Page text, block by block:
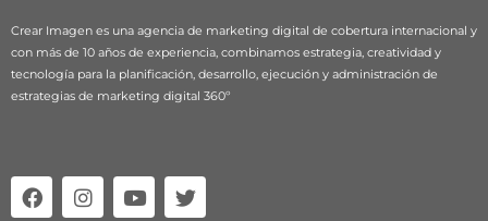
Crear Imagen es una agencia de marketing digital de cobertura internacional y
con más de 10 años de experiencia, combinamos estrategia, creatividad y
tecnología para la planificación, desarrollo, ejecución y administración de
estrategias de marketing digital 360º
F
a
I
n
Y
o
T
w